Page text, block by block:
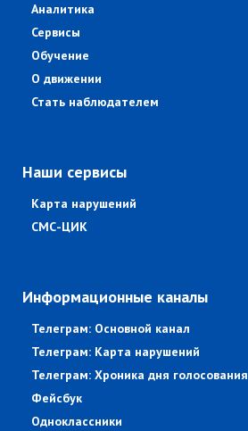
Аналитика
Сервисы
Обучение
О движении
Стать наблюдателем
Наши сервисы
Карта нарушений
СМС-ЦИК
Информационные каналы
Телеграм: Основной канал
Телеграм: Карта нарушений
Телеграм: Хроника дня голосования
Фейсбук
Одноклассники